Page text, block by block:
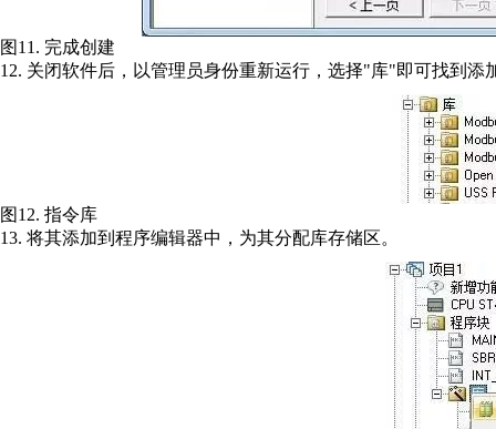
图11. 完成创建
12. 关闭软件后，以管理员身份重新运行，选择"库"即可找到添
图12. 指令库
13. 将其添加到程序编辑器中，为其分配库存储区。